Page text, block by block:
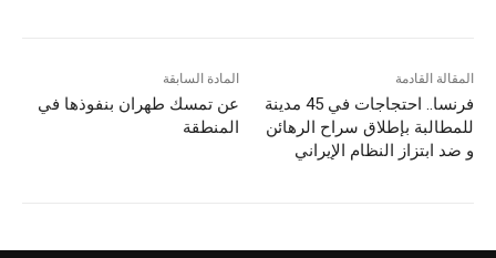
المادة السابقة
عن تمسك طهران بنفوذها في
المنطقة
المقالة القادمة
فرنسا.. احتجاجات في 45 مدينة
للمطالبة بإطلاق سراح الرهائن
و ضد ابتزاز النظام الإيراني